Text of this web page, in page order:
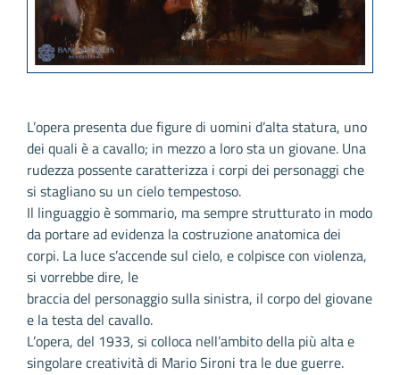
L’opera presenta due figure di uomini d’alta statura, uno
dei quali è a cavallo; in mezzo a loro sta un giovane. Una
rudezza possente caratterizza i corpi dei personaggi che
si stagliano su un cielo tempestoso.
Il linguaggio è sommario, ma sempre strutturato in modo
da portare ad evidenza la costruzione anatomica dei
corpi. La luce s’accende sul cielo, e colpisce con violenza,
si vorrebbe dire, le
braccia del personaggio sulla sinistra, il corpo del giovane
e la testa del cavallo.
L’opera, del 1933, si colloca nell’ambito della più alta e
singolare creatività di Mario Sironi tra le due guerre.